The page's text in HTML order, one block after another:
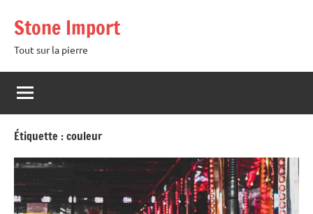
contenu
Stone Import
Tout sur la pierre
Étiquette :couleur